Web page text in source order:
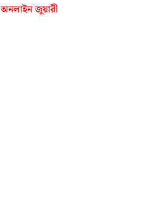
অনলাইন জুয়ারী